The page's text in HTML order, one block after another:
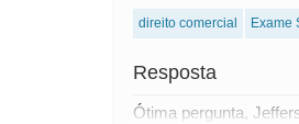
direito comercial Exame
Resposta
Ótima pergunta,